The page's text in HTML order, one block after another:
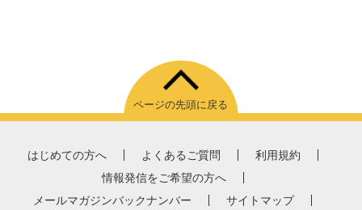
ページの先頭に戻る
はじめての方へ よくあるご質問
利用規約
情報発信をご希望の方へ
メールマガジンバックナンバー
サイトマップ